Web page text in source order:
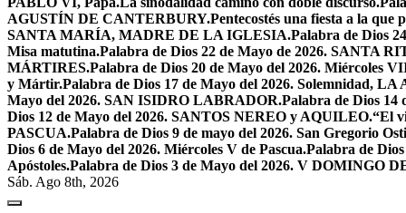
AGUSTÍN DE CANTERBURY.Pentecostés una fiesta a la que
SANTA MARÍA, MADRE DE LA IGLESIA.Palabra de Dios
Misa matutina.Palabra de Dios 22 de Mayo de 2026. SANTA
MÁRTIRES.Palabra de Dios 20 de Mayo del 2026. Miércoles
y Mártir.Palabra de Dios 17 de Mayo del 2026. Solemnidad,
Mayo del 2026. SAN ISIDRO LABRADOR.Palabra de Dios 14
Dios 12 de Mayo del 2026. SANTOS NEREO y AQUILEO.“El
PASCUA.Palabra de Dios 9 de mayo del 2026. San Gregorio
Dios 6 de Mayo del 2026. Miércoles V de Pascua.Palabra de
Apóstoles.Palabra de Dios 3 de Mayo del 2026. V DOMINGO
Sáb. Ago 8th, 2026